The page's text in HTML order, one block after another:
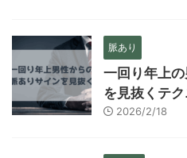
脈あり
一回り年上
を見抜くテ
2026/2/18